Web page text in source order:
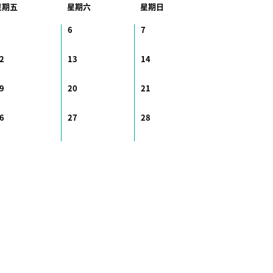
五 星期六
星期日
6
7
13 14
20 21
27 28